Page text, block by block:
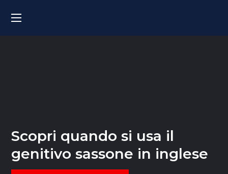
Scopri quando si usa il
genitivo sassone in inglese